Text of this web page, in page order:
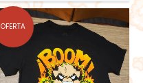
OFERTA